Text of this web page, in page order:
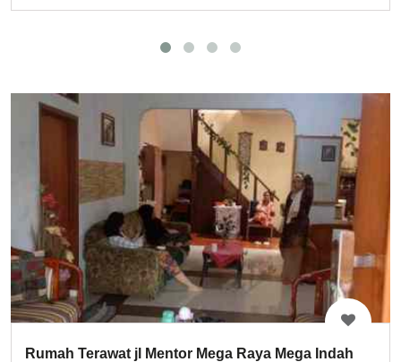
Rumah Terawat jl Mentor Mega Raya Mega Indah